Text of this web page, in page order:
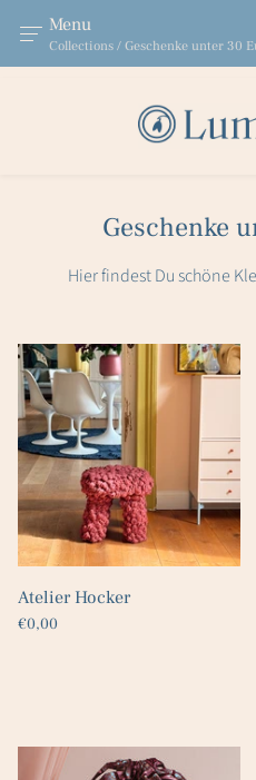
Menu
Collections / Geschenke unter 30
Geschenke
Hier findest Du schöne
Atelier Hocker
€0,00